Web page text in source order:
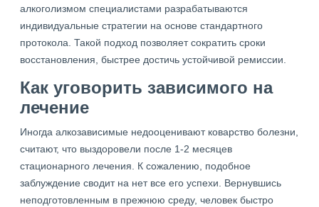
алкоголизмом специалистами разрабатываются
индивидуальные стратегии на основе стандартного
протокола. Такой подход позволяет сократить сроки
восстановления, быстрее достичь устойчивой ремиссии.
Как уговорить зависимого на
лечение
Иногда алкозависимые недооценивают коварство болезни,
считают, что выздоровели после 1-2 месяцев
стационарного лечения. К сожалению, подобное
заблуждение сводит на нет все его успехи. Вернувшись
неподготовленным в прежнюю среду, человек быстро